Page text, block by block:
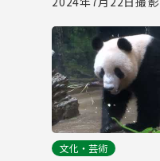
文化・芸術